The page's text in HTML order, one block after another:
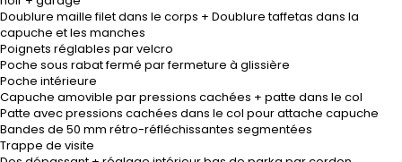
Doublure maille filet dans le corps + Doublure taffetas dans la
capuche et les manches
Poignets réglables par velcro
Poche sous rabat fermé par fermeture à glissière
Poche intérieure
Capuche amovible par pressions cachées + patte dans le col
Patte avec pressions cachées dans le col pour attache capuche
Bandes de 50 mm rétro-réfléchissantes segmentées
Trappe de visite